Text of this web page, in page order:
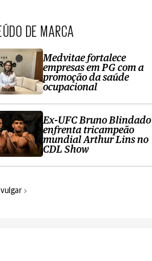
DE MARCA
Medvitae fortalece
empresas em PG com a
promoção da saúde
ocupacional
Ex-UFC Bruno Blindado
enfrenta tricampeão
mundial Arthur Lins no
CDL Show